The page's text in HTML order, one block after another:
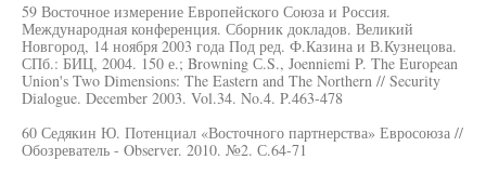
59 Восточное измерение Европейского Союза и Россия.
Международная конференция. Сборник докладов. Великий
Новгород, 14 ноября 2003 года Под ред. Ф.Казина и В.Кузнецова.
СПб.: БИЦ, 2004. 150 е.; Browning С.S., Joenniemi P. The European
Union's Two Dimensions: The Eastern and The Northern // Security
Dialogue. December 2003. Vol.34. No.4. P.463-478
60 Седякин Ю. Потенциал «Восточного партнерства» Евросоюза //
Обозреватель - Observer. 2010. №2. С.64-71